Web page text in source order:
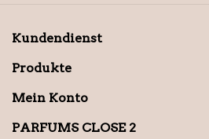
Kundendienst
Produkte
Mein Konto
PARFUMS CLOSE 2